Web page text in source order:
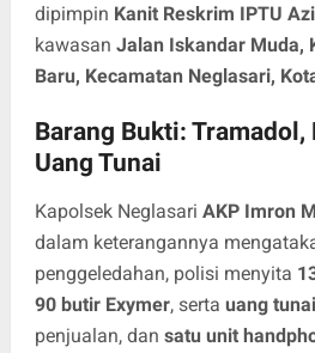
dipimpin Kanit Reskrim IPTU
kawasan Jalan Iskandar Muda,
Baru, Kecamatan Neglasari,
Barang Bukti: Tramadol,
Uang Tunai
Kapolsek Neglasari AKP Imron
dalam keterangannya
penggeledahan, polisi menyita
90 butir Exymer, serta uang
penjualan, dan satu unit